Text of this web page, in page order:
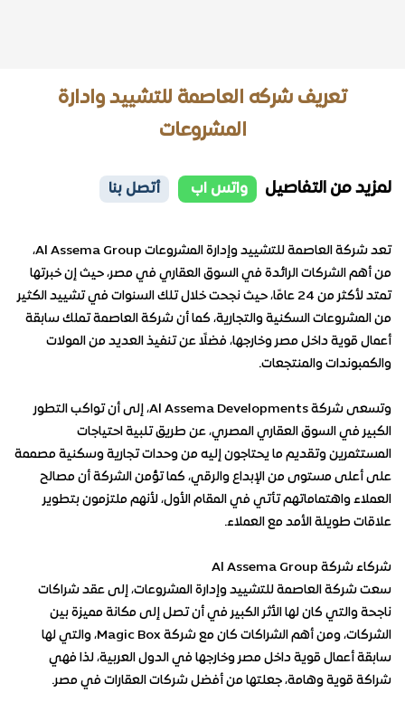
تعريف شركه العاصمة للتشييد وادارة
المشروعات
لمزيد من التفاصيل واتس اب أتصل بنا
تعد شركة العاصمة للتشييد وإدارة المشروعات Al Assema Group،
من أهم الشركات الرائدة في السوق العقاري في مصر، حيث إن خبرتها
تمتد لأكثر من 24 عامًا، حيث نجحت خلال تلك السنوات في تشييد الكثير
من المشروعات السكنية والتجارية، كما أن شركة العاصمة تملك سابقة
أعمال قوية داخل مصر وخارجها، فضلًا عن تنفيذ العديد من المولات
والكمبوندات والمنتجعات.
وتسعى شركة Al Assema Developments، إلى أن تواكب التطور
الكبير في السوق العقاري المصري، عن طريق تلبية احتياجات
المستثمرين وتقديم ما يحتاجون إليه من وحدات تجارية وسكنية مصممة
على أعلى مستوى من الإبداع والرقي، كما تؤمن الشركة أن مصالح
العملاء واهتماماتهم تأتي في المقام الأول، لأنهم ملتزمون بتطوير
علاقات طويلة الأمد مع العملاء.
شركاء شركة Al Assema Group
سعت شركة العاصمة للتشييد وإدارة المشروعات، إلى عقد شراكات
ناجحة والتي كان لها الأثر الكبير في أن تصل إلى مكانة مميزة بين
الشركات، ومن أهم الشراكات كان مع شركة Magic Box، والتي لها
سابقة أعمال قوية داخل مصر وخارجها في الدول العربية، لذا فهي
شراكة قوية وهامة، جعلتها من أفضل شركات العقارات في مصر.